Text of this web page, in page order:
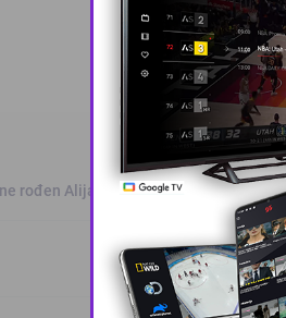
rođen Alija Izetbegović, lider ko …